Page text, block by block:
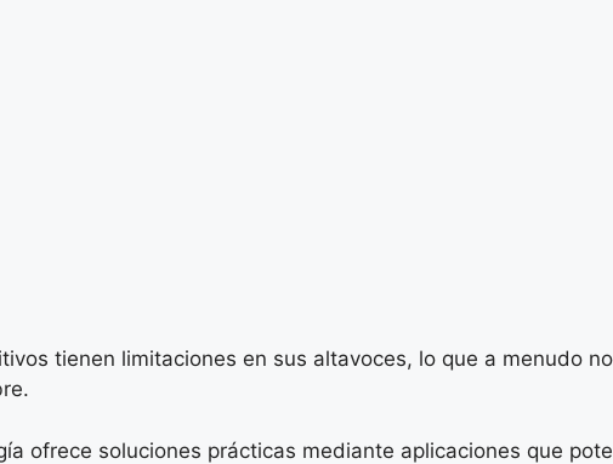
tienen limitaciones en sus altavoces, lo que a menudo
ofrece soluciones prácticas mediante aplicaciones que